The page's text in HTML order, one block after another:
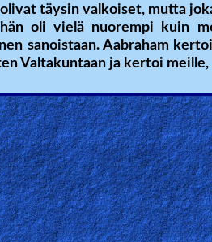
täysin valkoiset, mutta
oli vielä nuorempi kuin
sanoistaan. Aabraham
Valtakuntaan ja kertoi